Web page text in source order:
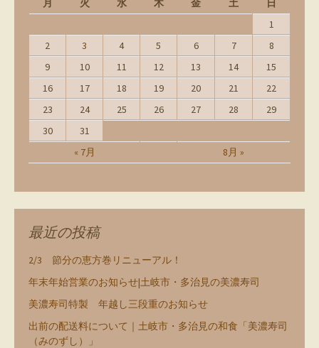
月
火 水 木 金 土 日
« 7月 8月 »
1
2
3 4 5 6 7
8
9
10 11 12 13 14
15
16
17 18 19 20 21
22
23
24 25 26 27 28
29
30
31
最近の投稿
2/3 節分の恵方巻リニューアル！
年末年始営業のお知らせ|土岐市・多治見の美濃寿司
美濃寿司特製 年越し三段重のお知らせ
出前の配送料について｜土岐市・多治見の和食「美濃寿司
（みのずし）」